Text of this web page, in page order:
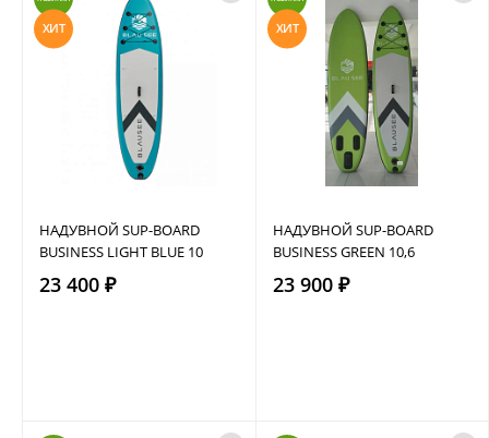
ХИТ
НАДУВНОЙ SUP-BOARD
BUSINESS LIGHT BLUE 10
23 400 ₽
ХИТ
НАДУВНОЙ SUP-BOARD
BUSINESS GREEN 10,6
23 900 ₽